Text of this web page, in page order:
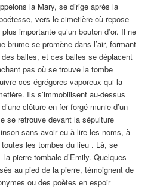
la Mary, se dirige après la
vers le cimetière où repose
importante qu’un bouton d’or. Il ne
brume se promène dans l’air, formant
balles, et ces balles se déplacent
pas où se trouve la tombe
ces égrégores vaporeux qui la
Ils s’immobilisent au-dessus
clôture en fer forgé munie d’un
se retrouve devant la sépulture
sans avoir eu à lire les noms, à
les tombes du lieu . Là, se
pierre tombale d’Emily. Quelques
au pied de la pierre, témoignent de
ou des poètes en espoir